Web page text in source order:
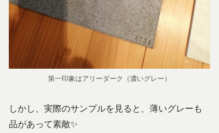
第一印象はアリーダーク（濃いグレー）
しかし、実際のサンプルを見ると、薄いグレーも
品があって素敵✨